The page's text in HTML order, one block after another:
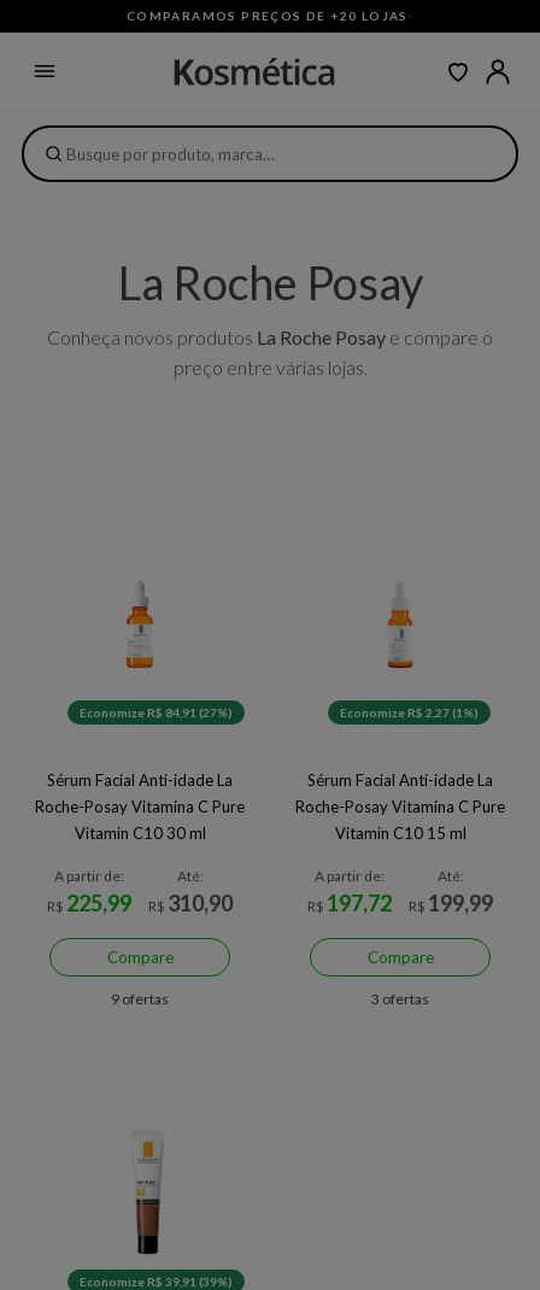
COMPARAMOS PREÇOS DE +20 LOJAS ·
La Roche Posay
Conheça novos produtos La Roche Posay e compare o
preço entre várias lojas.
Economize R$ 84,91 (27%)
Sérum Facial Anti-idade La
Roche-Posay Vitamina C Pure
Vitamin C10 30 ml
A partir de:
R$ 225,99
Até:
R$ 310,90
Compare
9 ofertas
Economize R$ 2,27 (1%)
Sérum Facial Anti-idade La
Roche-Posay Vitamina C Pure
Vitamin C10 15 ml
A partir de:
R$ 197,72
Até:
R$ 199,99
Compare
3 ofertas
Economize R$ 39,91 (39%)